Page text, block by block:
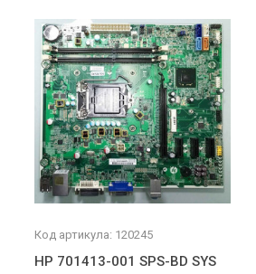
Код артикула: 120245
HP 701413-001 SPS-BD SYS